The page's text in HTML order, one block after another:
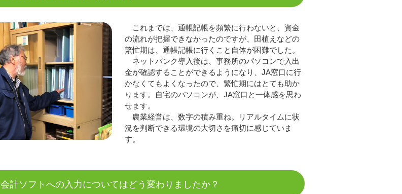
これまでは、通帳記帳を頻繁に行わないと、資金
の流れが把握できなかったのですが、田植えなどの
繁忙期は、通帳記帳に行くこと自体が困難でした。
ネットバンク導入後は、事務所のパソコンで入出
金が確認することができるようになり、JA窓口に行
かなくてもよくなったので、繁忙期にはとても助か
ります。自宅のパソコンが、JA窓口と一体感を思わ
せます。
農業経営は、数字の積み重ね。リアルタイムに状
況を判断できる環境の大切さを痛切に感じていま
す。
会計ソフトへの入力についてはどう変わりましたか？